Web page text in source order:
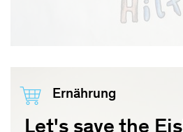
Ernährung
Let's save the